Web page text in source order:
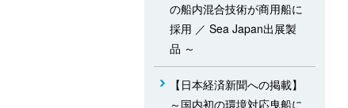
の船内混合技術が商用船に
採用 ／ Sea Japan出展製
品 ～
【日本経済新聞への掲載】
～国内初の環境対応曳船に